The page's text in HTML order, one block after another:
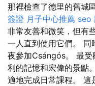
那裡檢查了德里的舊城
簽證 月子中心推薦 seo
非常友善和微笑，但有
一人直到使用它們。 同
夜參加Csángós。 最
利的記憶和宏偉的景點
適地完成日常課程。 這